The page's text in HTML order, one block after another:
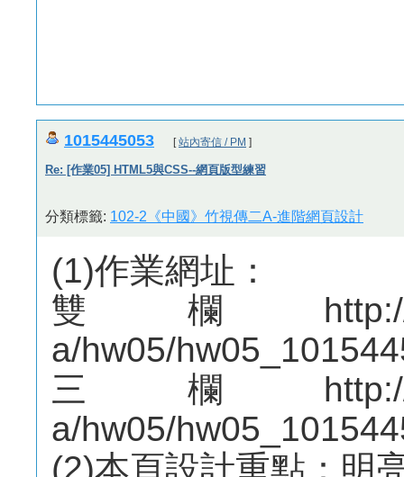
1015445053 [站內寄信 / PM ]
Re: [作業05] HTML5與CSS--網頁版型練習
分類標籤: 102-2《中國》竹視傳二A-進階網頁設計
(1)作業網址：
雙欄http://
a/hw05/
三欄http://
a/hw05/
(2)本頁設計重點：明